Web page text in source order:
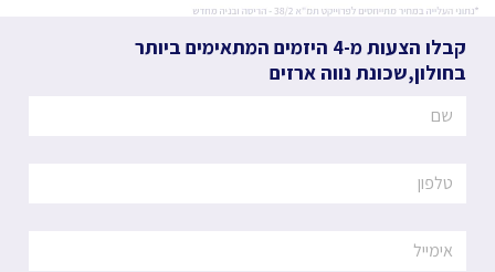
קבלו הצעות מ-4 היזמים המתאימים ביותר
בחולון,שכונת נווה ארזים